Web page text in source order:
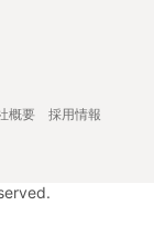
概要
採用情報